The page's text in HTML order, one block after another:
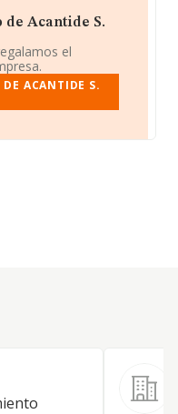
Acantide S.
el
ACANTIDE S.